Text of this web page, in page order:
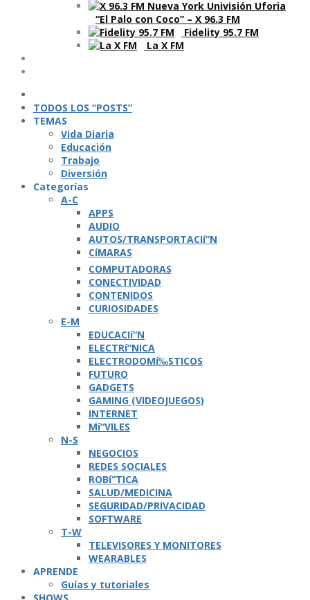
“El Palo con Coco” – X 96.3 FM
Fidelity 95.7 FM
La X FM
TODOS LOS “POSTS”
TEMAS
Vida Diaria
Educación
Trabajo
Diversión
Categorí­as
A-C
APPS
AUDIO
AUTOS/TRANSPORTACIí“N
CíMARAS
COMPUTADORAS
CONECTIVIDAD
CONTENIDOS
CURIOSIDADES
E-M
EDUCACIí“N
ELECTRí“NICA
ELECTRODOMí‰STICOS
FUTURO
GADGETS
GAMING (VIDEOJUEGOS)
INTERNET
Mí“VILES
N-S
NEGOCIOS
REDES SOCIALES
ROBí“TICA
SALUD/MEDICINA
SEGURIDAD/PRIVACIDAD
SOFTWARE
T-W
TELEVISORES Y MONITORES
WEARABLES
APRENDE
Guí­as y tutoriales